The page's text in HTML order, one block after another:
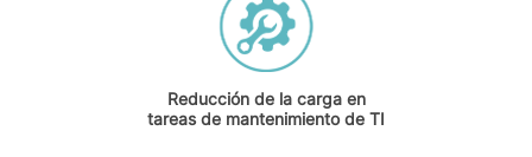
Reducción de la carga en
tareas de mantenimiento de TI